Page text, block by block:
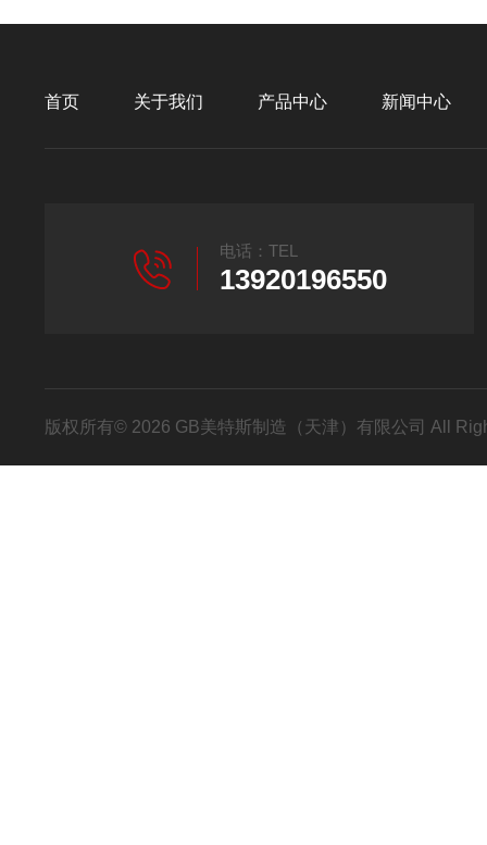
首页 关于我们 产品中心 新闻中心
电话：TEL
13920196550
版权所有© 2026 GB美特斯制造（天津）有限公司 All